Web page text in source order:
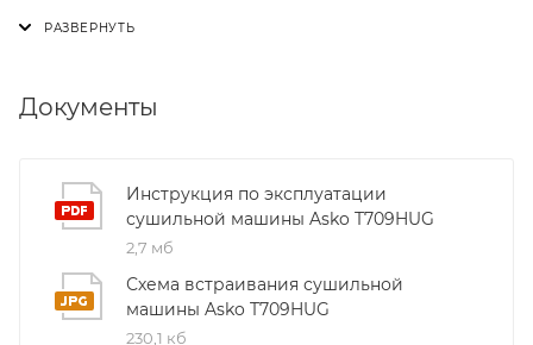
одеждой. Класс энергопотребления A+++ в
удаляет самые стойкие пятна, освежает бельё и
снижает уровень аллергенов.
УправлениеW7096XGинтуитивно понятное
благодаря сенсорному дисплею TFT. Технология
SmartAdjust автоматически подбирает оптимальное
Документы
Инструкция по эксплуатации
сушильной машины Asko T709HUG
2,7 мб
Схема встраивания сушильной
машины Asko T709HUG
230,1 кб